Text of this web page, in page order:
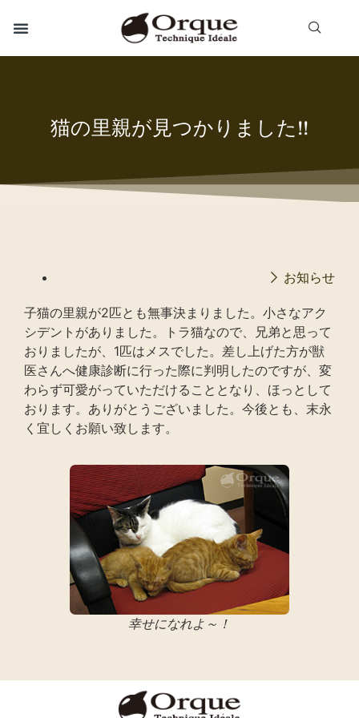
猫の里親が見つかりました!!
お知らせ
子猫の里親が2匹とも無事決まりました。小さなアク
シデントがありました。トラ猫なので、兄弟と思って
おりましたが、1匹はメスでした。差し上げた方が獣
医さんへ健康診断に行った際に判明したのですが、変
わらず可愛がっていただけることとなり、ほっとして
おります。ありがとうございました。今後とも、末永
く宜しくお願い致します。
幸せになれよ～！